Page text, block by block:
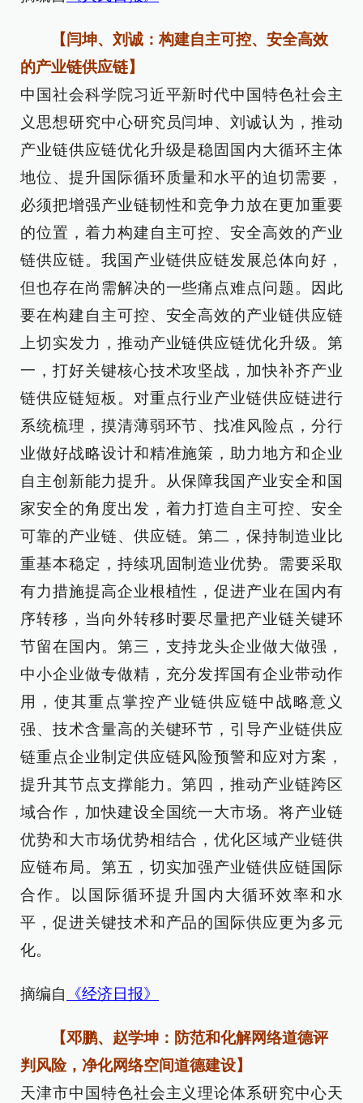
【闫坤、刘诚：构建自主可控、安全高效
的产业链供应链】
中国社会科学院习近平新时代中国特色社会主
义思想研究中心研究员闫坤、刘诚认为，推动
产业链供应链优化升级是稳固国内大循环主体
地位、提升国际循环质量和水平的迫切需要，
必须把增强产业链韧性和竞争力放在更加重要
的位置，着力构建自主可控、安全高效的产业
链供应链。我国产业链供应链发展总体向好，
但也存在尚需解决的一些痛点难点问题。因此
要在构建自主可控、安全高效的产业链供应链
上切实发力，推动产业链供应链优化升级。第
一，打好关键核心技术攻坚战，加快补齐产业
链供应链短板。对重点行业产业链供应链进行
系统梳理，摸清薄弱环节、找准风险点，分行
业做好战略设计和精准施策，助力地方和企业
自主创新能力提升。从保障我国产业安全和国
家安全的角度出发，着力打造自主可控、安全
可靠的产业链、供应链。第二，保持制造业比
重基本稳定，持续巩固制造业优势。需要采取
有力措施提高企业根植性，促进产业在国内有
序转移，当向外转移时要尽量把产业链关键环
节留在国内。第三，支持龙头企业做大做强，
中小企业做专做精，充分发挥国有企业带动作
用，使其重点掌控产业链供应链中战略意义
强、技术含量高的关键环节，引导产业链供应
链重点企业制定供应链风险预警和应对方案，
提升其节点支撑能力。第四，推动产业链跨区
域合作，加快建设全国统一大市场。将产业链
优势和大市场优势相结合，优化区域产业链供
应链布局。第五，切实加强产业链供应链国际
合作。以国际循环提升国内大循环效率和水
平，促进关键技术和产品的国际供应更为多元
化。
摘编自 《经济日报》
【邓鹏、赵学坤：防范和化解网络道德评
判风险，净化网络空间道德建设】
天津市中国特色社会主义理论体系研究中心天